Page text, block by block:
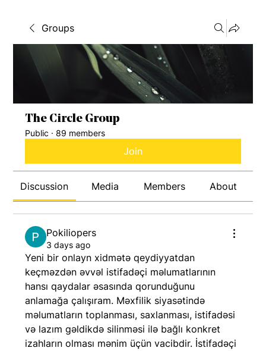
Groups
The Circle Group
Public · 89 members
Join
Discussion Media Members About
Pokiliopers
3 days ago
Yeni bir onlayn xidmətə qeydiyyatdan
keçməzdən əvvəl istifadəçi məlumatlarının
hansı qaydalar əsasında qorunduğunu
anlamağa çalışıram. Məxfilik siyasətində
məlumatların toplanması, saxlanması, istifadəsi
və lazım gəldikdə silinməsi ilə bağlı konkret
izahların olması mənim üçün vacibdir. İstifadəçi